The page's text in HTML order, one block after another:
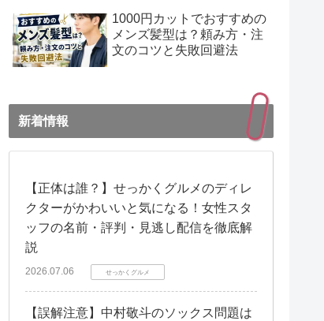
1000円カットでおすすめの
メンズ髪型は？頼み方・注
文のコツと失敗回避法
新着情報
【正体は誰？】せっかくグルメのディレ
クターがかわいいと気になる！女性スタ
ッフの名前・評判・見逃し配信を徹底解
説
2026.07.06 せっかくグルメ
【誤解注意】中村敬斗のソックス問題は